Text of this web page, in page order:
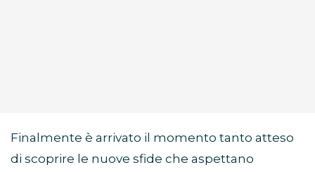
Finalmente è arrivato il momento tanto atteso
di scoprire le nuove sfide che aspettano